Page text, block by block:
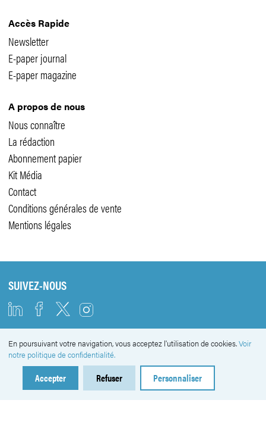
Accès Rapide
Newsletter
E-paper journal
E-paper magazine
A propos de nous
Nous connaître
La rédaction
Abonnement papier
Kit Média
Contact
Conditions générales de vente
Mentions légales
SUIVEZ-NOUS
NEWSLETTER
En poursuivant votre navigation, vous acceptez l'utilisation de cookies.Voir
notre politique de confidentialité.
Accepter Refuser Personnaliser